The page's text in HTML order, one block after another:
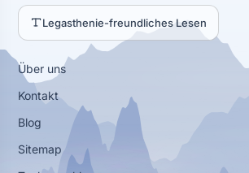
Legasthenie-freundliches Lesen
Über uns
Kontakt
Blog
Sitemap